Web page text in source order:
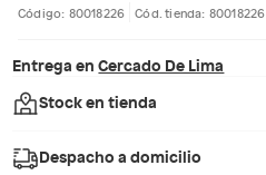
Código: 80018226 Cód. tienda: 80018226
Entrega en Cercado De Lima
Stock en tienda
Despacho a domicilio